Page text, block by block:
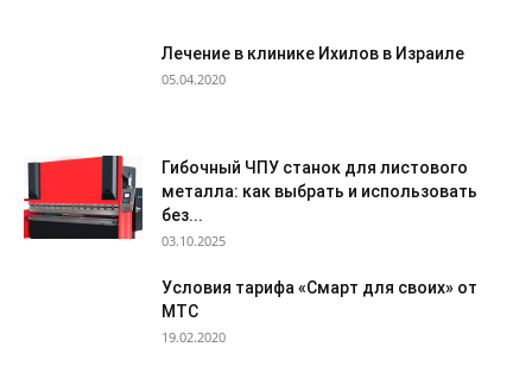
Лечение в клинике Ихилов в Израиле
05.04.2020
Гибочный ЧПУ станок для листового
металла: как выбрать и использовать
без...
03.10.2025
Условия тарифа «Смарт для своих» от
МТС
19.02.2020